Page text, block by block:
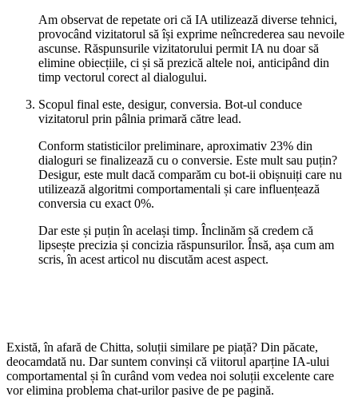
Am observat de repetate ori că IA utilizează diverse tehnici,
provocând vizitatorul să își exprime neîncrederea sau nevoile
ascunse. Răspunsurile vizitatorului permit IA nu doar să
elimine obiecțiile, ci și să prezică altele noi, anticipând din
timp vectorul corect al dialogului.
Scopul final este, desigur, conversia. Bot-ul conduce
vizitatorul prin pâlnia primară către lead.
Conform statisticilor preliminare, aproximativ 23% din
dialoguri se finalizează cu o conversie. Este mult sau puțin?
Desigur, este mult dacă comparăm cu bot-ii obișnuiți care nu
utilizează algoritmi comportamentali și care influențează
conversia cu exact 0%.
Dar este și puțin în același timp. Înclinăm să credem că
lipsește precizia și concizia răspunsurilor. Însă, așa cum am
scris, în acest articol nu discutăm acest aspect.
Există, în afară de Chitta, soluții similare pe piață? Din păcate,
deocamdată nu. Dar suntem convinși că viitorul aparține IA-ului
comportamental și în curând vom vedea noi soluții excelente care
vor elimina problema chat-urilor pasive de pe pagină.